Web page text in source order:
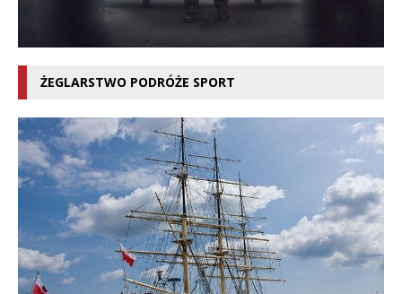
ŻEGLARSTWO PODRÓŻE SPORT